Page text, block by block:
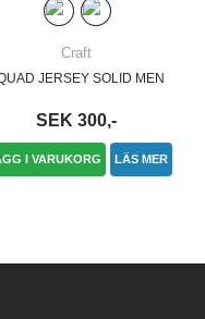
Craft
JERSEY SOLID MEN
SEK 300,-
I VARUKORG LÄS MER